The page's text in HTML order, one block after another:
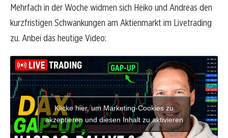
Mehrfach in der Woche widmen sich Heiko und Andreas den
kurzfristigen Schwankungen am Aktienmarkt im Livetrading
zu. Anbei das heutige Video:
Klicke hier, um Marketing-Cookies zu
akzeptieren und diesen Inhalt zu aktivieren